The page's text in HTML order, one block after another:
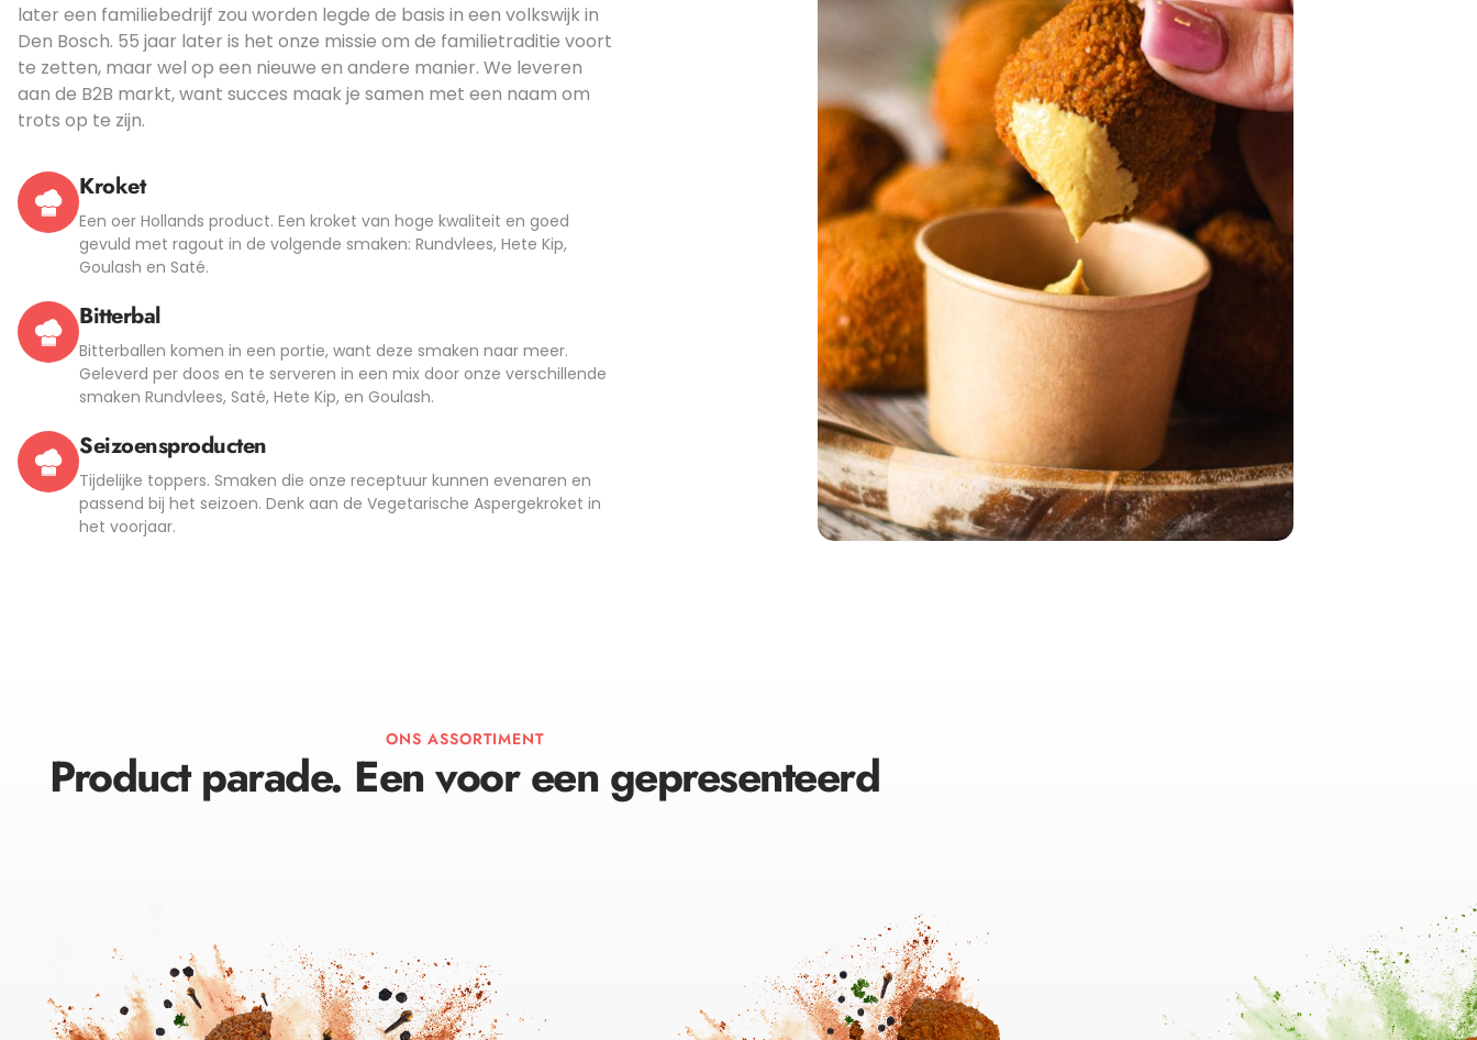
later een familiebedrijf zou worden legde de basis in een volkswijk in
Den Bosch. 55 jaar later is het onze missie om de familietraditie voort
te zetten, maar wel op een nieuwe en andere manier. We leveren
aan de B2B markt, want succes maak je samen met een naam om
trots op te zijn.
Kroket
Een oer Hollands product. Een kroket van hoge kwaliteit en goed
gevuld met ragout in de volgende smaken: Rundvlees, Hete Kip,
Goulash en Saté.
Bitterbal
Bitterballen komen in een portie, want deze smaken naar meer.
Geleverd per doos en te serveren in een mix door onze verschillende
smaken Rundvlees, Saté, Hete Kip, en Goulash.
Seizoensproducten
Tijdelijke toppers. Smaken die onze receptuur kunnen evenaren en
passend bij het seizoen. Denk aan de Vegetarische Aspergekroket in
het voorjaar.
ONS ASSORTIMENT
Product parade. Een voor een gepresenteerd